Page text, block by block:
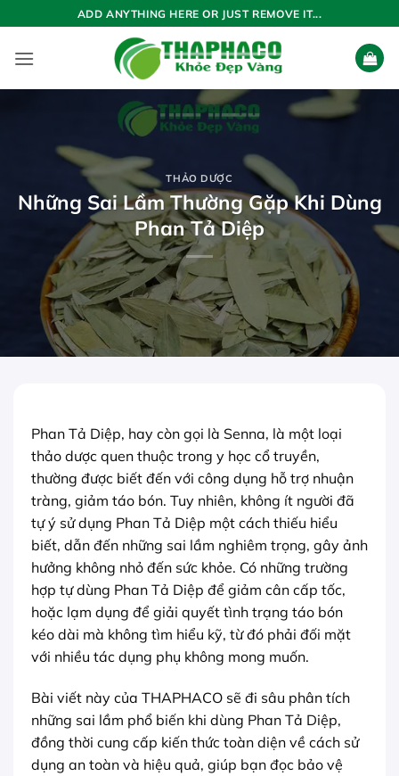
qua
nội
ADD ANYTHING HERE OR JUST REMOVE IT...
THẢO DƯỢC
Những Sai Lầm Thường Gặp Khi Dùng
Phan Tả Diệp
Phan Tả Diệp, hay còn gọi là Senna, là một loại
thảo dược quen thuộc trong y học cổ truyền,
thường được biết đến với công dụng hỗ trợ nhuận
tràng, giảm táo bón. Tuy nhiên, không ít người đã
tự ý sử dụng Phan Tả Diệp một cách thiếu hiểu
biết, dẫn đến những sai lầm nghiêm trọng, gây ảnh
hưởng không nhỏ đến sức khỏe. Có những trường
hợp tự dùng Phan Tả Diệp để giảm cân cấp tốc,
hoặc lạm dụng để giải quyết tình trạng táo bón
kéo dài mà không tìm hiểu kỹ, từ đó phải đối mặt
với nhiều tác dụng phụ không mong muốn.
Bài viết này của THAPHACO sẽ đi sâu phân tích
những sai lầm phổ biến khi dùng Phan Tả Diệp,
đồng thời cung cấp kiến thức toàn diện về cách sử
dụng an toàn và hiệu quả, giúp bạn đọc bảo vệ